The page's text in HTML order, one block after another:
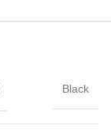
Black